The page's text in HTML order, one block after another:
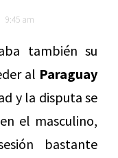
9:45 am
también su
al Paraguay
y la disputa se
el masculino,
bastante